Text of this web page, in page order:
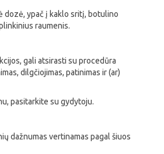
dozė, ypač į kaklo sritį, botulino
raumenis.
gali atsirasti su procedūra
dilgčiojimas, patinimas ir (ar)
pasitarkite su gydytoju.
dažnumas vertinamas pagal šiuos